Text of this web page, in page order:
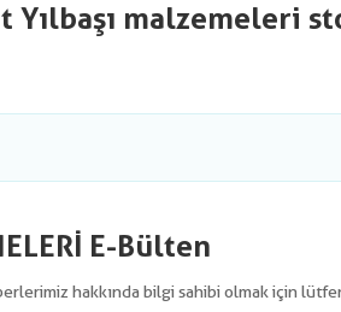
Yılbaşı malzemeleri
E-Bülten
hakkında bilgi sahibi olmak için